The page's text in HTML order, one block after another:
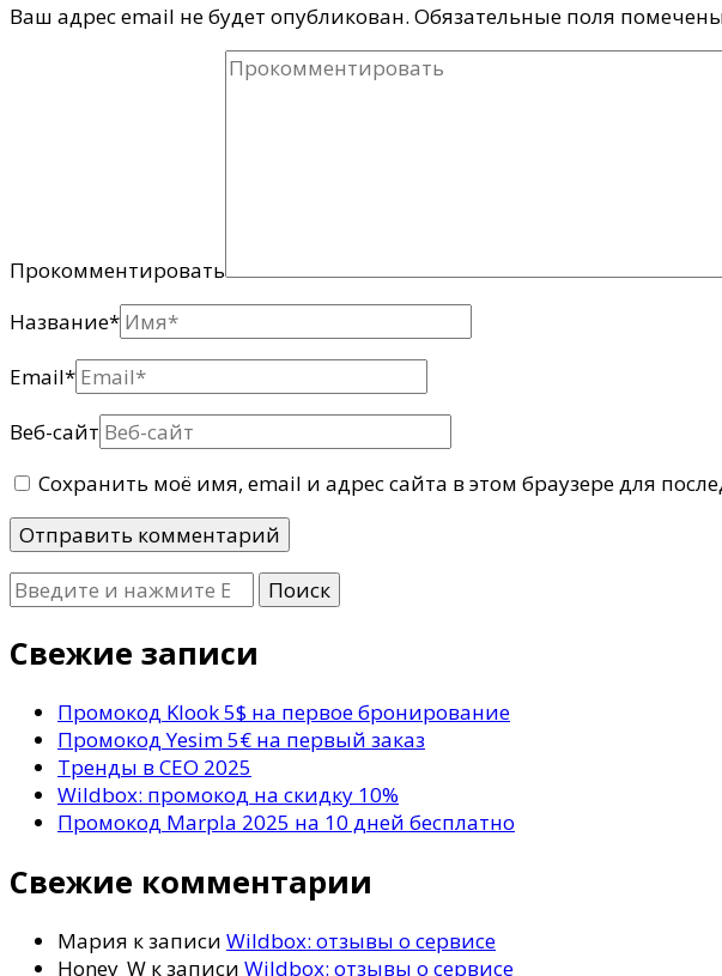
Ваш адрес email не будет опубликован. Обязательные поля
Прокомментировать
Название*
Email*
Веб-сайт
Сохранить моё имя, email и адрес сайта в этом браузере для
Ищите
что-
то?
Свежие записи
Промокод Klook 5$ на первое бронирование
Промокод Yesim 5€ на первый заказ
Тренды в СЕО 2025
Wildbox: промокод на скидку 10%
Промокод Marpla 2025 на 10 дней бесплатно
Свежие комментарии
Мария к записи Wildbox: отзывы о сервисе
Honey_W к записи Wildbox: отзывы о сервисе